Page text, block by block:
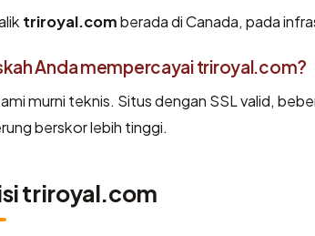
triroyal.comberada di Canada, pada
Anda mempercayai triroyal.com?
murni teknis. Situs dengan SSL valid,
berskor lebih tinggi.
triroyal.com